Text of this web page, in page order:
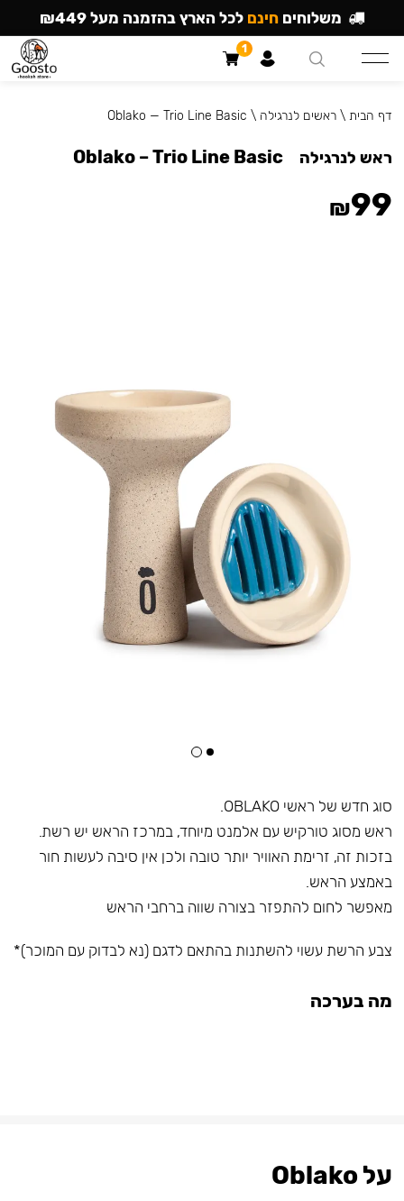
סוג חדש של ראשי OBLAKO.
ראש מסוג טורקיש עם אלמנט מיוחד, במרכז הראש יש רשת.
בזכות זה, זרימת האוויר יותר טובה ולכן אין סיבה לעשות חור
באמצע הראש.
מאפשר לחום להתפזר בצורה שווה ברחבי הראש
צבע הרשת עשוי להשתנות בהתאם לדגם (נא לבדוק עם המוכר)*
מה בערכה
דף הבית \ראשים לנרגילה \
Oblako — Trio Line Basic
ראש לנרגילה Oblako – Trio Line Basic
₪99
על Oblako
משלוחים חינם לכל הארץ בהזמנה מעל ₪449
1